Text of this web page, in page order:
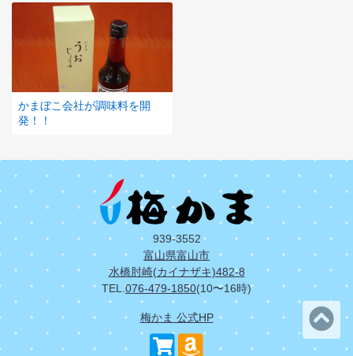
かまぼこ会社が調味料を開
発！！
939-3552
富山県富山市
水橋肘崎(カイナザキ)482-8
TEL.076-479-1850(10〜16時)
梅かま 公式HP